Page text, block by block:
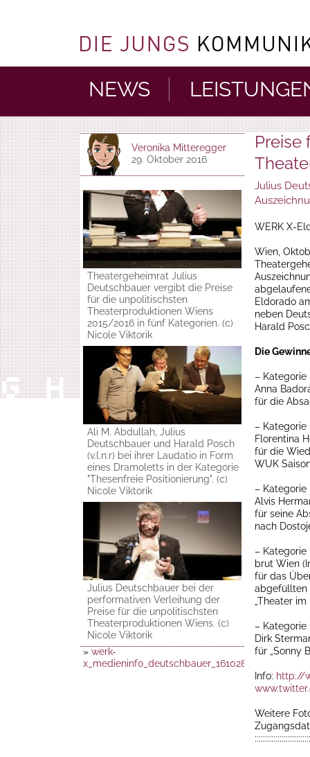
NEWS
Veronika Mitteregger
29. Oktober 2016
Theatergeheimrat Julius
Deutschbauer vergibt die Preise
für die unpolitischsten
Theaterproduktionen Wiens
2015/2016 in fünf Kategorien. (c)
Nicole Viktorik
Ali M. Abdullah, Julius
Deutschbauer und Harald Posch
(v.l.n.r) bei ihrer Laudatio in Form
eines Dramoletts in der Kategorie
"Thesenfreie Positionierung". (c)
Nicole Viktorik
Julius Deutschbauer bei der
performativen Verleihung der
Preise für die unpolitischsten
Theaterproduktionen Wiens. (c)
Nicole Viktorik
» werk-
x_medieninfo_deutschbauer_161028
Preise
Julius
WERK X-
Wien,
Eldorado
neben
Harald
Die
– Kategorie
Anna
für die
– Kategorie
Florentina
für die
WUK
– Kategorie
Alvis
für seine
nach
– Kategorie
brut Wien
für das
abgefüllten
„Theater im
– Kategorie
Dirk
für „Sonny
Info: http://
Weitere